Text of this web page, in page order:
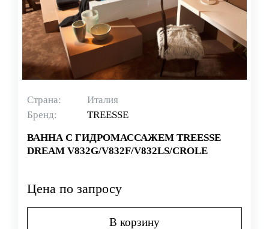
Страна:
Италия
Бренд:
TREESSE
ВАННА С ГИДРОМАССАЖЕМ TREESSE
DREAM V832G/V832F/V832LS/CROLE
Цена по запросу
В корзину